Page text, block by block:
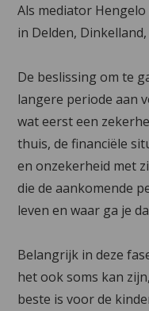
Als mediator
in Delden,
De beslissing om te
langere periode aan
wat eerst een
thuis, de financiële
en onzekerheid met
die de aankomende
leven en waar ga je
Belangrijk in deze
het ook soms kan
beste is voor de